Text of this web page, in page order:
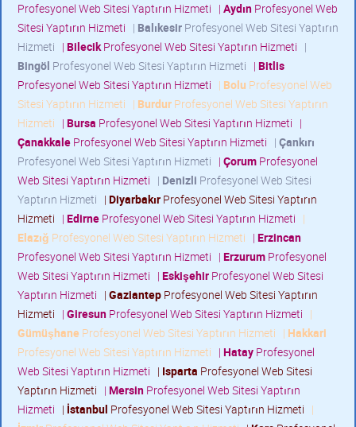
Profesyonel Web Sitesi Yaptırın Hizmeti | Aydın Profesyonel Web
Sitesi Yaptırın Hizmeti | Balıkesir Profesyonel Web Sitesi Yaptırın
Hizmeti | BilecikProfesyonel Web Sitesi Yaptırın Hizmeti |
Bingöl Profesyonel Web Sitesi Yaptırın Hizmeti | Bitlis
Profesyonel Web Sitesi Yaptırın Hizmeti | Bolu Profesyonel Web
Sitesi Yaptırın Hizmeti | Burdur Profesyonel Web Sitesi Yaptırın
Hizmeti | Bursa Profesyonel Web Sitesi Yaptırın Hizmeti |
Çanakkale Profesyonel Web Sitesi Yaptırın Hizmeti | Çankırı
Profesyonel Web Sitesi Yaptırın Hizmeti | Çorum Profesyonel
Web Sitesi Yaptırın Hizmeti | Denizli Profesyonel Web Sitesi
Yaptırın Hizmeti | Diyarbakır Profesyonel Web Sitesi Yaptırın
Hizmeti | Edirne Profesyonel Web Sitesi Yaptırın Hizmeti |
Elazığ Profesyonel Web Sitesi Yaptırın Hizmeti | Erzincan
Profesyonel Web Sitesi Yaptırın Hizmeti | Erzurum Profesyonel
Web Sitesi Yaptırın Hizmeti | Eskişehir Profesyonel Web Sitesi
Yaptırın Hizmeti | Gaziantep Profesyonel Web Sitesi Yaptırın
Hizmeti | Giresun Profesyonel Web Sitesi Yaptırın Hizmeti |
Gümüşhane Profesyonel Web Sitesi Yaptırın Hizmeti | Hakkari
Profesyonel Web Sitesi Yaptırın Hizmeti | Hatay Profesyonel
Web Sitesi Yaptırın Hizmeti | Isparta Profesyonel Web Sitesi
Yaptırın Hizmeti | Mersin Profesyonel Web Sitesi Yaptırın
Hizmeti | İstanbul Profesyonel Web Sitesi Yaptırın Hizmeti |